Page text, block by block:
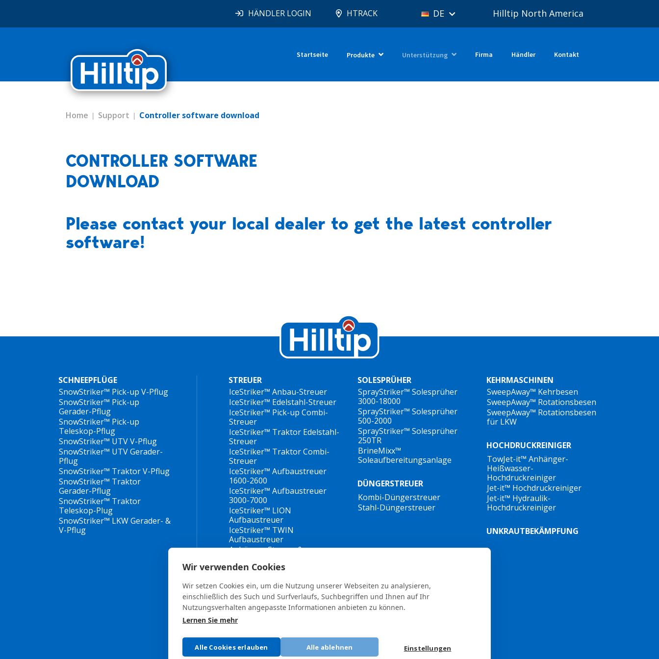
HÄNDLER LOGIN HTRACK Hilltip North America
DE
Startseite Produkte Unterstützung Firma Händler Kontakt
Home Support Controller software download
CONTROLLER SOFTWARE
DOWNLOAD
Please contact your local dealer to get the latest controller
software!
SCHNEEPFLÜGE
SnowStriker™ Pick-up V-Pflug
SnowStriker™ Pick-up
Gerader-Pflug
SnowStriker™ Pick-up
Teleskop-Pflug
SnowStriker™ UTV V-Pflug
SnowStriker™ UTV Gerader-
Pflug
SnowStriker™ Traktor V-Pflug
SnowStriker™ Traktor
Gerader-Pflug
SnowStriker™ Traktor
Teleskop-Plug
SnowStriker™ LKW Gerader- &
V-Pflug
STREUER
IceStriker™ Anbau-Streuer
IceStriker™ Edelstahl-Streuer
IceStriker™ Pick-up Combi-
Streuer
IceStriker™ Traktor Edelstahl-
Streuer
IceStriker™ Traktor Combi-
Streuer
IceStriker™ Aufbaustreuer
1600-2600
IceStriker™ Aufbaustreuer
3000-7000
IceStriker™ LION
Aufbaustreuer
IceStriker™ TWIN
Aufbaustreuer
Anhänger Streuer &
IceStriker™ Walzenstreuer
SOLESPRÜHER
SprayStriker™ Solesprüher
3000-18000
SprayStriker™ Solesprüher
500-2000
SprayStriker™ Solesprüher
250TR
BrineMixx™
Soleaufbereitungsanlage
DÜNGERSTREUER
Kombi-Düngerstreuer
Stahl-Düngerstreuer
KEHRMASCHINEN
SweepAway™ Kehrbesen
SweepAway™ Rotationsbesen
SweepAway™ Rotationsbesen
für LKW
HOCHDRUCKREINIGER
TowJet-it™ Anhänger-
Heißwasser-
Hochdruckreiniger
Jet-it™ Hochdruckreiniger
Jet-it™ Hydraulik-
Hochdruckreiniger
UNKRAUTBEKÄMPFUNG
New Whistleblower Guidelines
Wir verwenden Cookies
Wir setzen Cookies ein, um die Nutzung unserer Webseiten zu analysieren,
einschließlich des Such und Surfverlaufs, Suchbegriffen und Ihnen auf Ihr
Nutzungsverhalten angepasste Informationen anbieten zu können.
Lernen Sie mehr
Alle Cookies erlauben Alle ablehnen Einstellungen